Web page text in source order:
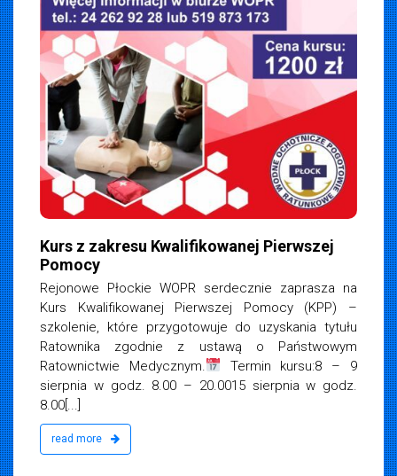
Kurs z zakresu Kwalifikowanej Pierwszej
Pomocy
Rejonowe Płockie WOPR serdecznie zaprasza na
Kurs Kwalifikowanej Pierwszej Pomocy (KPP) –
szkolenie, które przygotowuje do uzyskania tytułu
Ratownika zgodnie z ustawą o Państwowym
Ratownictwie Medycznym.
Termin kursu:8 – 9
sierpnia w godz. 8.00 – 20.0015 sierpnia w godz.
8.00[...]
read more